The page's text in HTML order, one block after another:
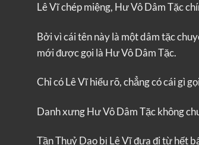
Lê Vĩ chép miệng, Hư Vô Dâm Tặc
Bởi vì cái tên này là một dâm tặc
mới được gọi là Hư Vô Dâm Tặc.
Chỉ có Lê Vĩ hiểu rõ, chẳng có cái gì
Danh xưng Hư Vô Dâm Tặc không
Tần Thuỷ Dao bị Lê Vĩ đưa đi từ hết